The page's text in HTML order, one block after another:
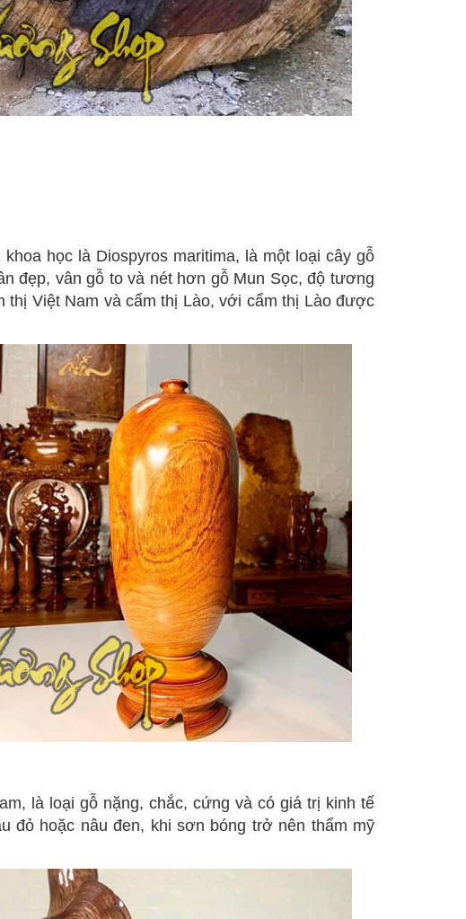
học là Diospyros maritima, là một loại cây gỗ
đẹp, vân gỗ to và nét hơn gỗ Mun Sọc, độ tương
thị Việt Nam và cẩm thị Lào, với cẩm thị Lào được
là loại gỗ nặng, chắc, cứng và có giá trị kinh tế
đỏ hoặc nâu đen, khi sơn bóng trở nên thẩm mỹ